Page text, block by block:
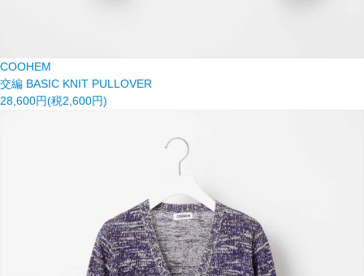
COOHEM
交編 BASIC KNIT PULLOVER
28,600円(税2,600円)